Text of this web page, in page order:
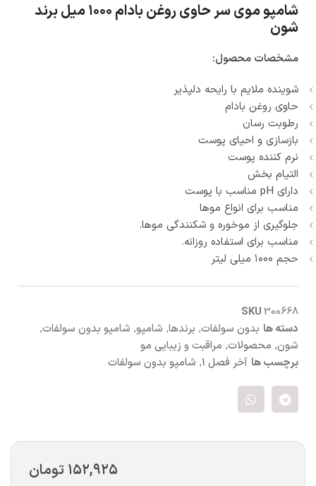
شامپو موی سر حاوی روغن بادام ۱۰۰۰ میل برند
شون
مشخصات محصول:
شوینده ملایم با رایحه دلپذیر
حاوی روغن بادام
رطوبت رسان
بازسازی و احیای پوست
نرم کننده پوست
التیام بخش
دارای pH مناسب با پوست
مناسب برای انواع موها
جلوگیری از موخوره و شکنندگی موها.
مناسب برای استفاده روزانه.
حجم ۱۰۰۰ میلی لیتر
SKU300668
دسته ها بدون سولفات, برندها, شامپو, شامپو بدون سولفات,
شون, محصولات, مراقبت و زیبایی مو
برچسب ها آخر فصل 1 , شامپو بدون سولفات
۱۵۲,۹۲۵ تومان